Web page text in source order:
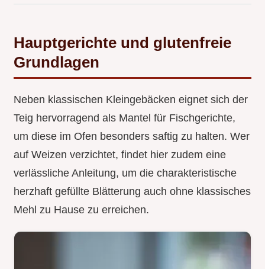
Hauptgerichte und glutenfreie
Grundlagen
Neben klassischen Kleingebäcken eignet sich der
Teig hervorragend als Mantel für Fischgerichte,
um diese im Ofen besonders saftig zu halten. Wer
auf Weizen verzichtet, findet hier zudem eine
verlässliche Anleitung, um die charakteristische
herzhaft gefüllte Blätterung auch ohne klassisches
Mehl zu Hause zu erreichen.